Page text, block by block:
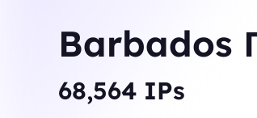
Barbados
68,960 IPs